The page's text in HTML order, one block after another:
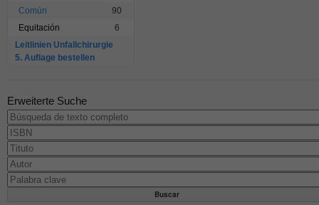
Común
90
Equitación
6
Leitlinien Unfallchirurgie
5. Auflage bestellen
Erweiterte Suche